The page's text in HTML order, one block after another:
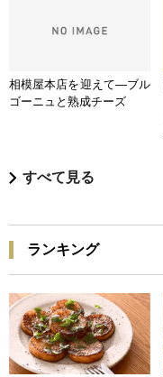
相模屋本店を迎えて―ブル
ゴーニュと熟成チーズ
すべて見る
ランキング